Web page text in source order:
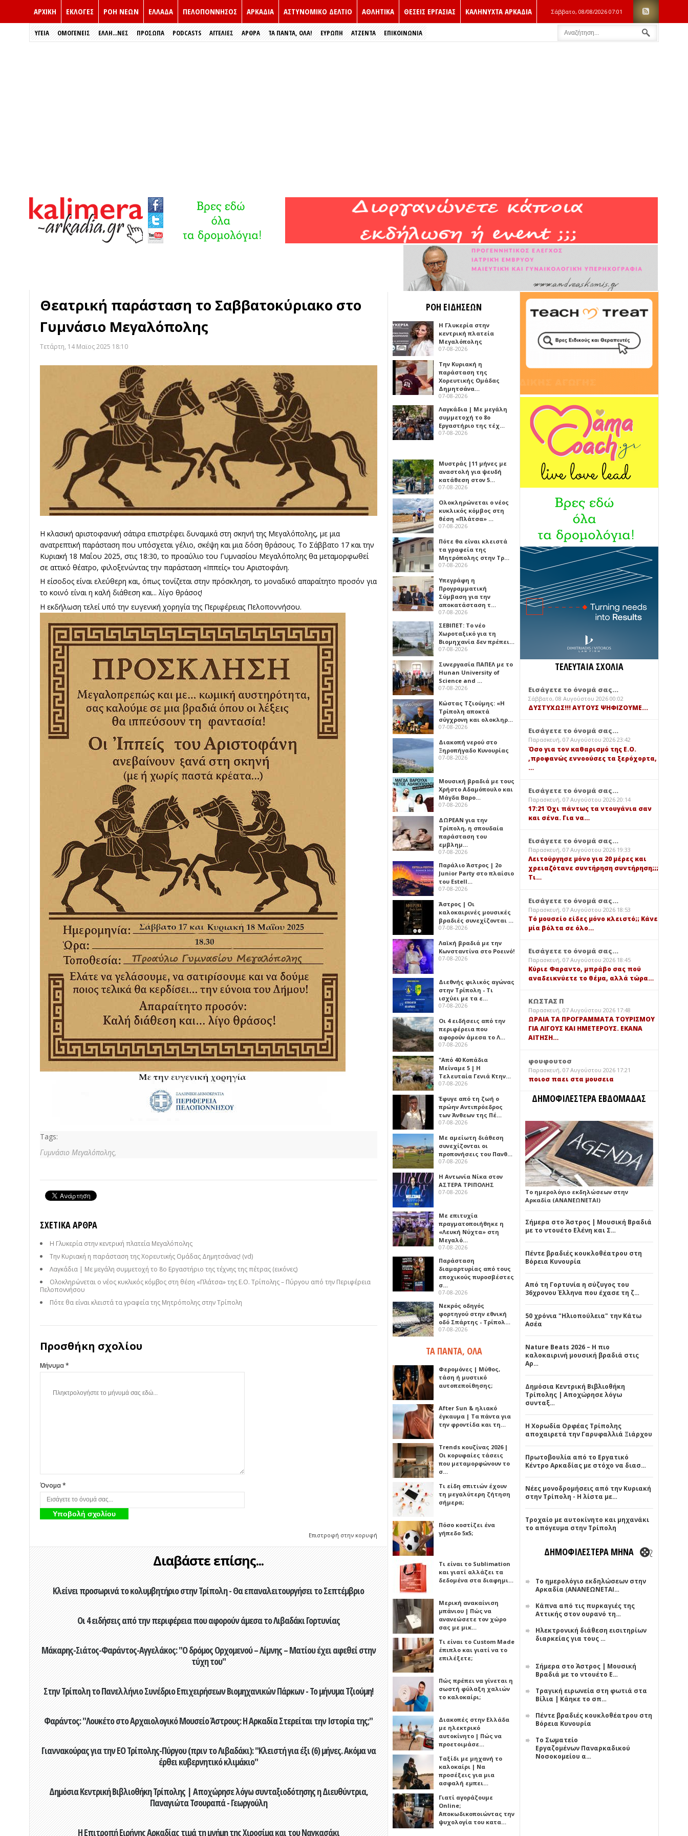
ΑΡΧΙΚΗ ΕΚΛΟΓΈΣ ΡΟΗ ΝΕΩΝ ΕΛΛΑΔΑ ΠΕΛΟΠΟΝΝΗΣΟΣ ΑΡΚΑΔΙΑ ΑΣΤΥΝΟΜΙΚΟ ΔΕΛΤΙΟ ΑΘΛΗΤΙΚΑ ΘΕΣΕΙΣ ΕΡΓΑΣΙΑΣ ΚΑΛΗΝΥΧΤΑ ΑΡΚΑΔΙΑ Σάββατο, 08/08/2026 07:01
ΥΓΕΙΑ ΟΜΟΓΕΝΕΙΣ ΈΛΛΗ...ΝΕΣ ΠΡΌΣΩΠΑ PODCASTS ΑΓΓΕΛΙΕΣ ΑΡΘΡΑ ΤΑ ΠΑΝΤΑ, ΟΛΑ! ΕΥΡΏΠΗ ΑΤΖΕΝΤΑ ΕΠΙΚΟΙΝΩΝΙΑ
Θεατρική παράσταση το Σαββατοκύριακο στο
Γυμνάσιο Μεγαλόπολης
Τετάρτη, 14 Μαϊος 2025 18:10
Η κλασική αριστοφανική σάτιρα επιστρέφει δυναμικά στη σκηνή της Μεγαλόπολης, με μια
ανατρεπτική παράσταση που υπόσχεται γέλιο, σκέψη και μια δόση θράσους. Το Σάββατο 17 και την
Κυριακή 18 Μαΐου 2025, στις 18:30, το προαύλιο του Γυμνασίου Μεγαλόπολης θα μεταμορφωθεί
σε αττικό θέατρο, φιλοξενώντας την παράσταση «Ιππείς» του Αριστοφάνη.
Η είσοδος είναι ελεύθερη και, όπως τονίζεται στην πρόσκληση, το μοναδικό απαραίτητο προσόν για
το κοινό είναι η καλή διάθεση και... λίγο θράσος!
Η εκδήλωση τελεί υπό την ευγενική χορηγία της Περιφέρειας Πελοποννήσου.
Tags:
Γυμνάσιο Μεγαλόπολης,
ΣΧΕΤΙΚΆ ΆΡΘΡΑ
Η Γλυκερία στην κεντρική πλατεία Μεγαλόπολης
Την Κυριακή η παράσταση της Χορευτικής Ομάδας Δημητσάνας! (vd)
Λαγκάδια | Με μεγάλη συμμετοχή το 8ο Εργαστήριο της τέχνης της πέτρας (εικόνες)
Ολοκληρώνεται ο νέος κυκλικός κόμβος στη θέση «Πλάτσα» της Ε.Ο. Τρίπολης – Πύργου από την Περιφέρεια
Πελοποννήσου
Πότε θα είναι κλειστά τα γραφεία της Μητρόπολης στην Τρίπολη
Προσθήκη σχολίου
Μήνυμα *
Όνομα *
Επιστροφή στην κορυφή
Διαβάστε επίσης...
Κλείνει προσωρινά το κολυμβητήριο στην Τρίπολη - Θα επαναλειτουργήσει το Σεπτέμβριο
Οι 4 ειδήσεις από την περιφέρεια που αφορούν άμεσα το Λιβαδάκι Γορτυνίας
Μάκαρης-Σιάτος-Φαράντος-Αγγελάκος: "Ο δρόμος Ορχομενού – Λίμνης – Ματίου έχει αφεθεί στην
τύχη του"
Στην Τρίπολη το Πανελλήνιο Συνέδριο Επιχειρήσεων Βιομηχανικών Πάρκων - Το μήνυμα Τζιούμη!
Φαράντος: "Λουκέτο στο Αρχαιολογικό Μουσείο Άστρους: Η Αρκαδία Στερείται την Ιστορία της;"
Γιαννακούρας για την EO Τρίπολης-Πύργου (πριν το Λιβαδάκι): "Κλειστή για έξι (6) μήνες. Ακόμα να
έρθει κυβερνητικό κλιμάκιο"
Δημόσια Κεντρική Βιβλιοθήκη Τρίπολης | Αποχώρησε λόγω συνταξιοδότησης η Διευθύντρια,
Παναγιώτα Τσουραπά - Γεωργούλη
Η Επιτροπή Ειρήνης Αρκαδίας τιμά τη μνήμη της Χιροσίμα και του Ναγκασάκι
ΡΟΗ ΕΙΔΗΣΕΩΝ
Η Γλυκερία στην
κεντρική πλατεία
Μεγαλόπολης
07-08-2026
Την Κυριακή η
παράσταση της
Χορευτικής Ομάδας
Δημητσάνα…
07-08-2026
Λαγκάδια | Με μεγάλη
συμμετοχή το 8ο
Εργαστήριο της τέχ…
07-08-2026
Μυστράς |11 μήνες με
αναστολή για ψευδή
κατάθεση στον 5…
07-08-2026
Ολοκληρώνεται ο νέος
κυκλικός κόμβος στη
θέση «Πλάτσα» …
07-08-2026
Πότε θα είναι κλειστά
τα γραφεία της
Μητρόπολης στην Τρ…
07-08-2026
Υπεγράφη η
Προγραμματική
Σύμβαση για την
αποκατάσταση τ…
07-08-2026
ΣΕΒΙΠΕΤ: Το νέο
Χωροταξικό για τη
Βιομηχανία δεν πρέπει…
07-08-2026
Συνεργασία ΠΑΠΕΛ με το
Hunan University of
Science and …
07-08-2026
Κώστας Τζιούμης: «Η
Τρίπολη αποκτά
σύγχρονη και ολοκληρ…
07-08-2026
Διακοπή νερού στο
Ξηροπήγαδο Κυνουρίας
07-08-2026
Μουσική βραδιά με τους
Χρήστο Αδαμόπουλο και
Μάγδα Βαρο…
07-08-2026
ΔΩΡΕΑΝ για την
Τρίπολη, η σπουδαία
παράσταση του
εμβλημ…
07-08-2026
Παράλιο Άστρος | 2ο
Junior Party στο πλαίσιο
του Estell…
07-08-2026
Άστρος | Οι
καλοκαιρινές μουσικές
βραδιές συνεχίζονται …
07-08-2026
Λαϊκή βραδιά με την
Κωνσταντίνα στο Ροεινό!
07-08-2026
Διεθνής φιλικός αγώνας
στην Τρίπολη - Τι
ισχύει με τα ε…
07-08-2026
Οι 4 ειδήσεις από την
περιφέρεια που
αφορούν άμεσα το Λ…
07-08-2026
"Από 40 Κοπάδια
Μείναμε 5 | Η
Τελευταία Γενιά Κτην…
07-08-2026
Έφυγε από τη ζωή ο
πρώην Αντιπρόεδρος
των Άνθεων της Πέ…
07-08-2026
Με αμείωτη διάθεση
συνεχίζονται οι
προπονήσεις του Πανθ…
07-08-2026
Η Αντωνία Νίκα στον
ΑΣΤΕΡΑ ΤΡΙΠΟΛΗΣ
07-08-2026
Με επιτυχία
πραγματοποιήθηκε η
«Λευκή Νύχτα» στη
Μεγαλό…
07-08-2026
Παράσταση
διαμαρτυρίας από τους
εποχικούς πυροσβέστες
σ…
07-08-2026
Νεκρός οδηγός
φορτηγού στην εθνική
οδό Σπάρτης - Τρίπολ…
07-08-2026
ΤΑ ΠΑΝΤΑ, ΟΛΑ
Φερομόνες | Μύθος,
τάση ή μυστικό
αυτοπεποίθησης;
After Sun & ηλιακό
έγκαυμα | Τα πάντα για
την φροντίδα και τη…
Trends κουζίνας 2026 |
Οι κορυφαίες τάσεις
που μεταμορφώνουν το
σ…
Τι είδη σπιτιών έχουν
τη μεγαλύτερη ζήτηση
σήμερα;
Πόσο κοστίζει ένα
γήπεδο 5x5;
Τι είναι το Sublimation
και γιατί αλλάζει τα
δεδομένα στα διαφημι…
Μερική ανακαίνιση
μπάνιου | Πώς να
ανανεώσετε τον χώρο
σας με μικ…
Τι είναι το Custom Made
έπιπλο και γιατί να το
επιλέξετε;
Πώς πρέπει να γίνεται η
σωστή φύλαξη χαλιών
το καλοκαίρι;
Διακοπές στην Ελλάδα
με ηλεκτρικό
αυτοκίνητο | Πώς να
προετοιμάσε…
Ταξίδι με μηχανή το
καλοκαίρι | Να
προσέξεις για μια
ασφαλή εμπει…
Γιατί αγοράζουμε
Online;
Αποκωδικοποιώντας την
ψυχολογία του κατα…
ΤΕΛΕΥΤΑΙΑ ΣΧΟΛΙΑ
Εισάγετε το όνομά σας...
Σάββατο, 08 Αυγούστου 2026 00:02
ΔΥΣΤΥΧΩΣ!!! ΑΥΤΟΥΣ ΨΗΦΙΖΟΥΜΕ...
Εισάγετε το όνομά σας...
Παρασκευή, 07 Αυγούστου 2026 23:42
Όσο για τον καθαρισμό της Ε.Ο.
,προφανώς εννοούσες τα ξερόχορτα,
…
Εισάγετε το όνομά σας...
Παρασκευή, 07 Αυγούστου 2026 20:14
17:21 Όχι πάντως τα ντουγάνια σαν
και σένα. Για να…
Εισάγετε το όνομά σας...
Παρασκευή, 07 Αυγούστου 2026 19:33
Λειτούργησε μόνο για 20 μέρες και
χρειαζότανε συντήρηση συντήρηση;;;
Τι…
Εισάγετε το όνομά σας...
Παρασκευή, 07 Αυγούστου 2026 18:53
Τό μουσείο είδες μόνο κλειστό;; Κάνε
μία βόλτα σε όλο…
Εισάγετε το όνομά σας...
Παρασκευή, 07 Αυγούστου 2026 18:45
Κύριε Φαραντο, μπράβο σας πού
αναδεικνύετε το θέμα, αλλά τώρα…
ΚΩΣΤΑΣ Π
Παρασκευή, 07 Αυγούστου 2026 17:48
ΩΡΑΙΑ ΤΑ ΠΡΟΓΡΑΜΜΑΤΑ ΤΟΥΡΙΣΜΟΥ
ΓΙΑ ΛΙΓΟΥΣ ΚΑΙ ΗΜΕΤΕΡΟΥΣ. ΕΚΑΝΑ
ΑΙΤΗΣΗ…
φουφουτοσ
Παρασκευή, 07 Αυγούστου 2026 17:21
ποιοσ παει στα μουσεια
ΔΗΜΟΦΙΛΕΣΤΕΡΑ ΕΒΔΟΜΑΔΑΣ
Το ημερολόγιο εκδηλώσεων στην
Αρκαδία (ΑΝΑΝΕΩΝΕΤΑΙ)
Σήμερα στο Άστρος | Μουσική Βραδιά
με το ντουέτο Ελένη και Σ…
Πέντε βραδιές κουκλοθέατρου στη
Βόρεια Κυνουρία
Από τη Γορτυνία η σύζυγος του
36χρονου Έλληνα που έχασε τη ζ…
50 χρόνια "Ηλιοπούλεια" την Κάτω
Ασέα
Nature Beats 2026 – Η πιο
καλοκαιρινή μουσική βραδιά στις
Αρ…
Δημόσια Κεντρική Βιβλιοθήκη
Τρίπολης | Αποχώρησε λόγω
συνταξ…
Η Χορωδία Ορφέας Τρίπολης
αποχαιρετά την Γαρυφαλλιά Ξιάρχου
Πρωτοβουλία από το Εργατικό
Κέντρο Αρκαδίας με στόχο να διασ…
Νέες μονοδρομήσεις από την Κυριακή
στην Τρίπολη - Η λίστα με…
Τροχαίο με αυτοκίνητο και μηχανάκι
το απόγευμα στην Τρίπολη
ΔΗΜΟΦΙΛΕΣΤΕΡΑ ΜΗΝΑ
Το ημερολόγιο εκδηλώσεων στην
Αρκαδία (ΑΝΑΝΕΩΝΕΤΑΙ…
Κάπνα από τις πυρκαγιές της
Αττικής στον ουρανό τη…
Ηλεκτρονική διάθεση εισιτηρίων
διαρκείας για τους …
Σήμερα στο Άστρος | Μουσική
Βραδιά με το ντουέτο Ε…
Τραγική ειρωνεία στη φωτιά στα
Βίλια | Κάηκε το σπ…
Πέντε βραδιές κουκλοθέατρου στη
Βόρεια Κυνουρία
Το Σωματείο
Εργαζομένων Παναρκαδικού
Νοσοκομείου α…